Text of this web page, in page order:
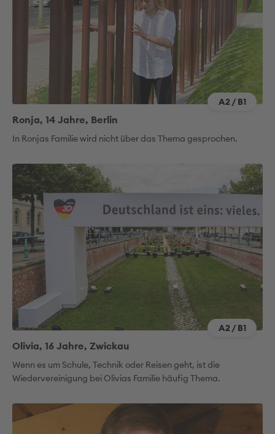
A2 / B1
Ronja, 14 Jahre, Berlin
In Ronjas Familie wird nicht über das Thema gesprochen.
A2 / B1
Olivia, 16 Jahre, Zwickau
Wenn es um Schule, Technik oder Reisen geht, ist die
Wiedervereinigung bei Olivias Familie häufig Thema.